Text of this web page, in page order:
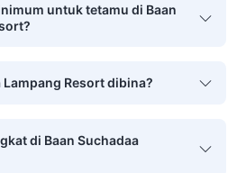
untuk tetamu di Baan
Lampang Resort dibina?
di Baan Suchadaa